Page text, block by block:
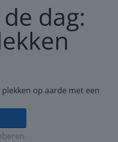
dag:
op aarde met een